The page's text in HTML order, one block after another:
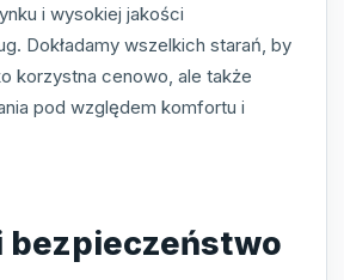
i wysokiej jakości
Dokładamy wszelkich starań, by
korzystna cenowo, ale także
pod względem komfortu i
bezpieczeństwo